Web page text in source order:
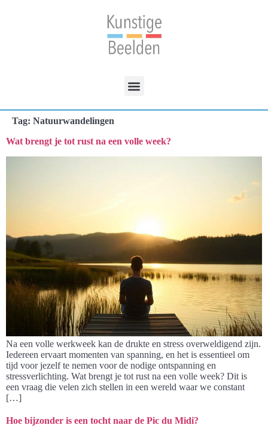
Tag: Natuurwandelingen
Wat brengt je tot rust na een volle week?
Na een volle werkweek kan de drukte en stress overweldigend zijn.
Iedereen ervaart momenten van spanning, en het is essentieel om
tijd voor jezelf te nemen voor de nodige ontspanning en
stressverlichting. Wat brengt je tot rust na een volle week? Dit is
een vraag die velen zich stellen in een wereld waar we constant
[…]
Hoe bijzonder is een tocht naar de Pic du Midi?